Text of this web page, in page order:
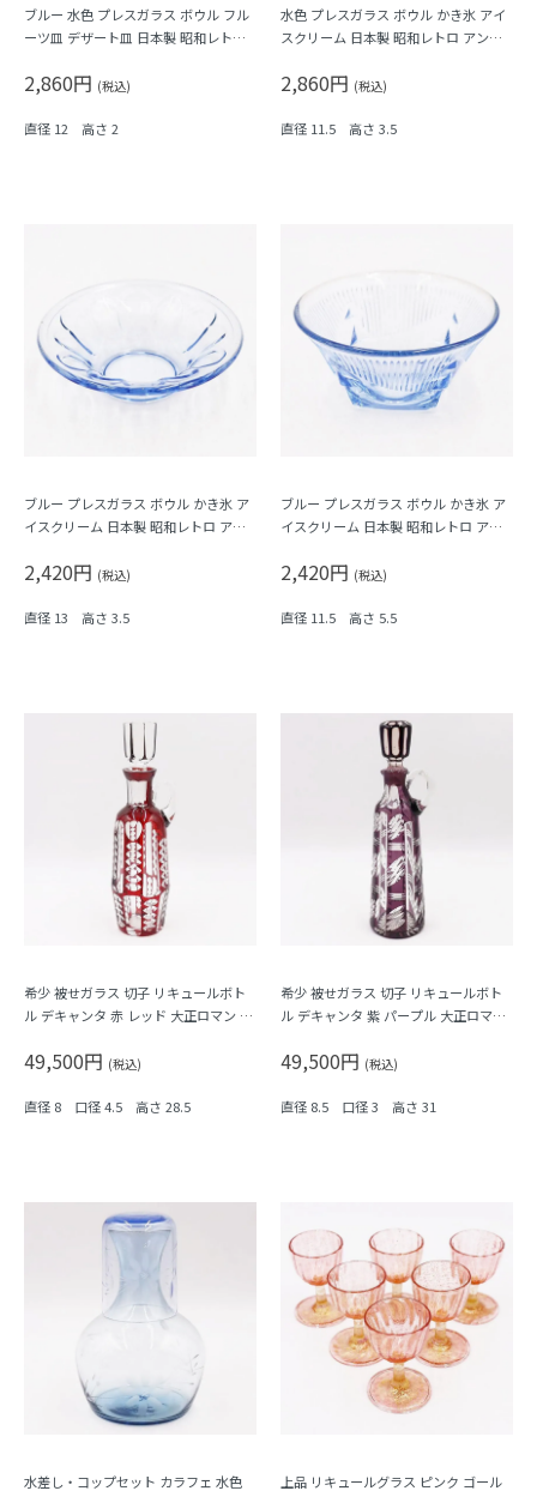
ブルー 水色 プレスガラス ボウル フル
ーツ皿 デザート皿 日本製 昭和レトロ
2,860円 (税込)
直径 12 高さ 2
水色 プレスガラス ボウル かき氷 アイ
スクリーム 日本製 昭和レトロ アンテ
2,860円 (税込)
直径 11.5 高さ 3.5
ブルー プレスガラス ボウル かき氷 ア
イスクリーム 日本製 昭和レトロ アン
2,420円 (税込)
直径 13 高さ 3.5
ブルー プレスガラス ボウル かき氷 ア
イスクリーム 日本製 昭和レトロ アン
2,420円 (税込)
直径 11.5 高さ 5.5
希少 被せガラス 切子 リキュールボト
ル デキャンタ 赤 レッド 大正ロマン モ
何学模様
49,500円 (税込)
直径 8 口径 4.5 高さ 28.5
希少 被せガラス 切子 リキュールボト
ル デキャンタ 紫 パープル 大正ロマン
幾何学模様
49,500円 (税込)
直径 8.5 口径 3 高さ 31
水差し・コップセット カラフェ 水色
上品 リキュールグラス ピンク ゴール